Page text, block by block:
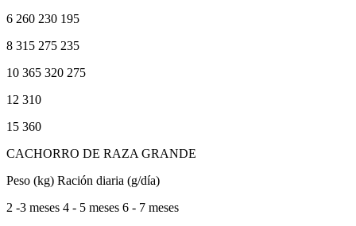
6 260 230 195
8 315 275 235
10 365 320 275
12 310
15 360
CACHORRO DE RAZA GRANDE
Peso (kg) Ración diaria (g/día)
2 -3 meses 4 - 5 meses 6 - 7 meses